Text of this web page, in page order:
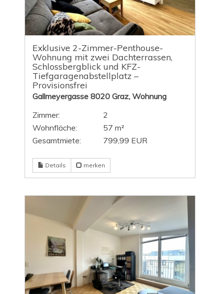
Exklusive 2-Zimmer-Penthouse-
Wohnung mit zwei Dachterrassen,
Schlossbergblick und KFZ-
Tiefgaragenabstellplatz –
Provisionsfrei
Gallmeyergasse 8020 Graz, Wohnung
Zimmer:
2
Wohnfläche:
57 m²
Gesamtmiete:
799,99 EUR
Details merken